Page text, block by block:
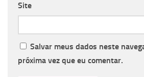
Site
Salvar meus dados neste
próxima vez que eu comentar.